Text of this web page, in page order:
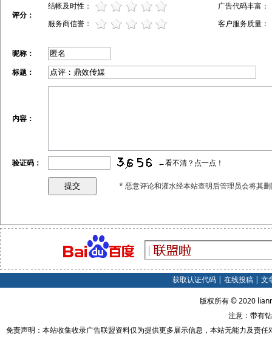
评分：
结帐及时性：
广告代码丰富：
服务商信誉：
客户服务质量：
昵称：
标题：
内容：
验证码： ←看不清？点一点！
* 恶意评论和灌水经本站查明后管理员会将其
获取认证代码| 在线投稿| 文
版权所有 © 2020
注意：带有
免责声明：本站收集收录广告联盟资料仅为提供更多展示信息，本站无能力及责